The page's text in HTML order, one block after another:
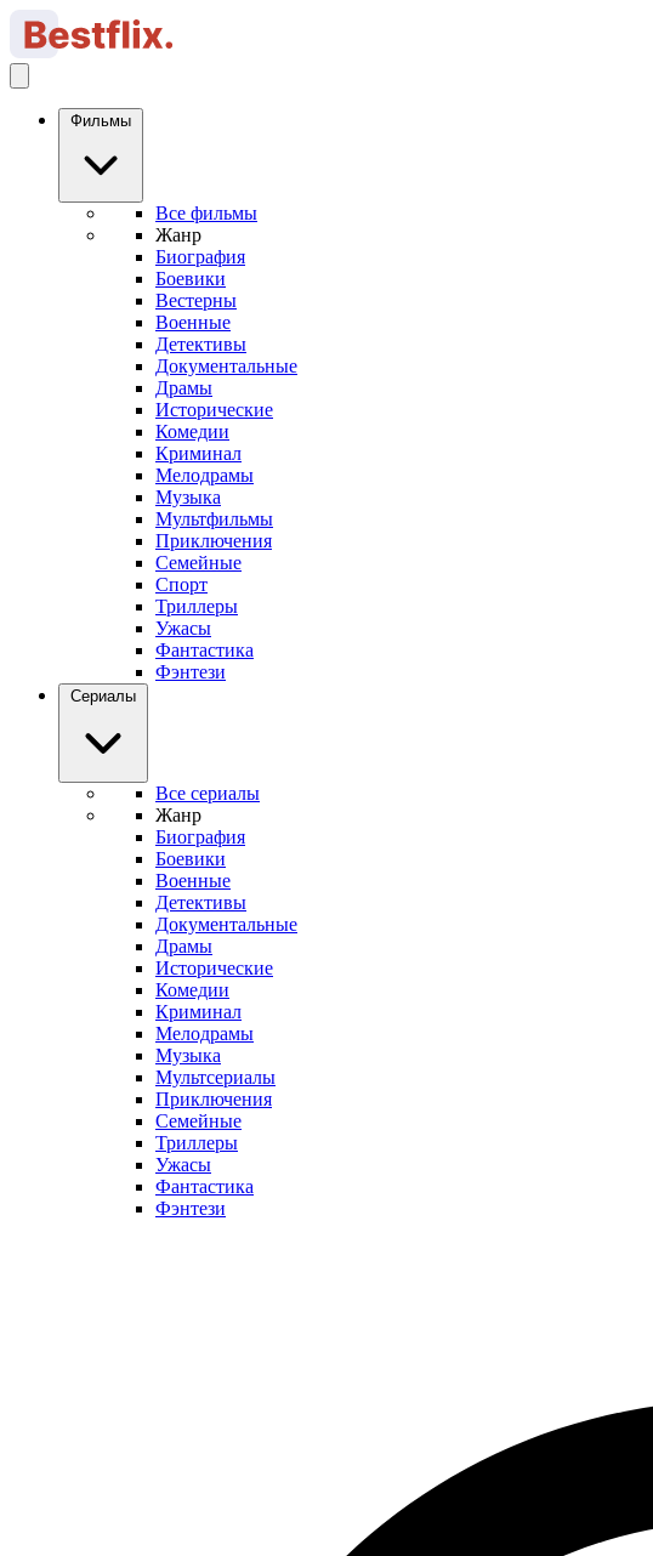
Фильмы
Все фильмы
Жанр
Биография
Боевики
Вестерны
Военные
Детективы
Документальные
Драмы
Исторические
Комедии
Криминал
Мелодрамы
Музыка
Мультфильмы
Приключения
Семейные
Спорт
Триллеры
Ужасы
Фантастика
Фэнтези
Сериалы
Все сериалы
Жанр
Биография
Боевики
Военные
Детективы
Документальные
Драмы
Исторические
Комедии
Криминал
Мелодрамы
Музыка
Мультсериалы
Приключения
Семейные
Триллеры
Ужасы
Фантастика
Фэнтези